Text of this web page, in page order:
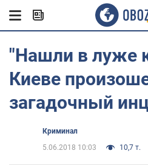
"Нашли в луже
Киеве
загадочный
Криминал
5.06.2018 10:03
10,7 т.